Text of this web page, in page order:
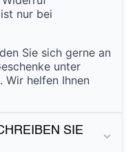
nur bei
Sie sich gerne an
unter
. Wir helfen Ihnen
SIE